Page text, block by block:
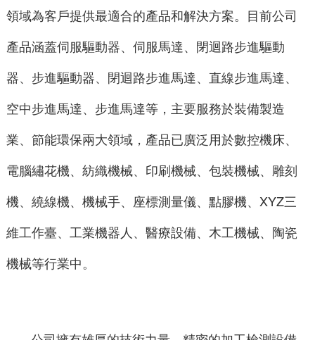
領域為客戶提供最適合的產品和解決方案。目前公司
產品涵蓋伺服驅動器、伺服馬達、閉迴路步進驅動
器、步進驅動器、閉迴路步進馬達、直線步進馬達、
空中步進馬達、步進馬達等，主要服務於裝備製造
業、節能環保兩大領域，產品已廣泛用於數控機床、
電腦繡花機、紡織機械、印刷機械、包裝機械、雕刻
機、繞線機、機械手、座標測量儀、點膠機、XYZ三
維工作臺、工業機器人、醫療設備、木工機械、陶瓷
機械等行業中。